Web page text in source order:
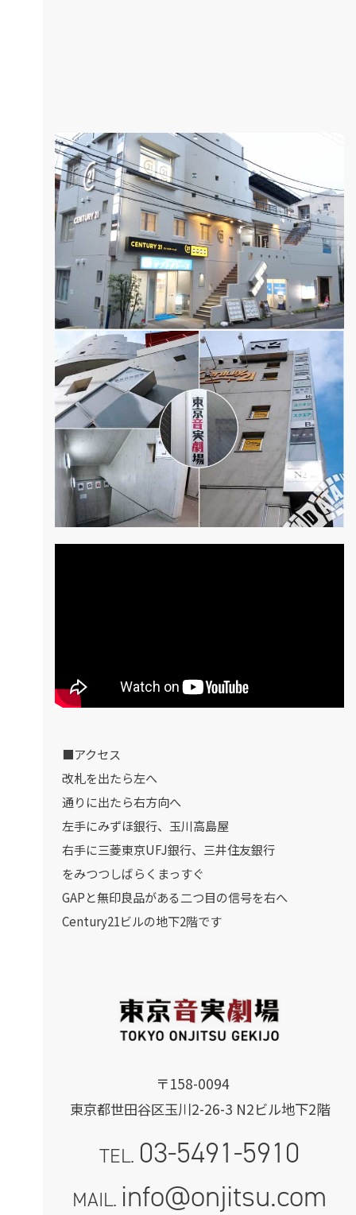
〒158-0094
東京都世田谷区玉川2-26-3 N2ビル地下2階
TEL. 03-5491-5910
MAIL. info@onjitsu.com
■アクセス
改札を出たら左へ
通りに出たら右方向へ
左手にみずほ銀行、玉川高島屋
右手に三菱東京UFJ銀行、三井住友銀行
をみつつしばらくまっすぐ
GAPと無印良品がある二つ目の信号を右へ
Century21ビルの地下2階です